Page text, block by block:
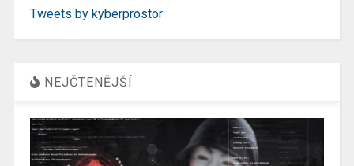
Tweets by kyberprostor
NEJČTENĚJŠÍ